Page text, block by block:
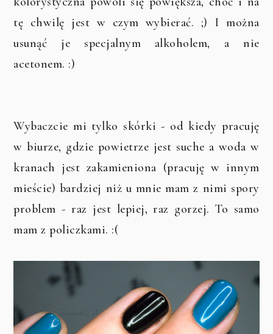
tę chwilę jest w czym wybierać. ;) I można
usunąć je specjalnym alkoholem, a nie
acetonem. :)
Wybaczcie mi tylko skórki - od kiedy pracuję
w biurze, gdzie powietrze jest suche a woda w
kranach jest zakamieniona (pracuję w innym
mieście) bardziej niż u mnie mam z nimi spory
problem - raz jest lepiej, raz gorzej. To samo
mam z policzkami. :(